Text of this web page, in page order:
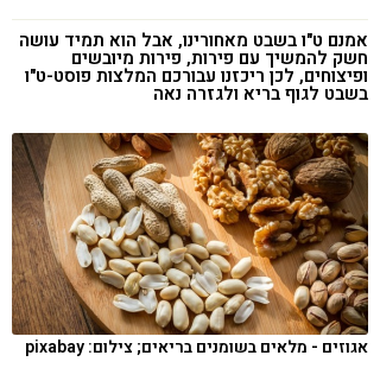
ילדים
תזונה וספורט
הפרעות קשב & ריכוז
אכילה רגשית
רגישות לגלוטן
טעים להכיר
קורונה
טבעונות
אמנם ט"ו בשבט מאחורינו, אבל הוא תמיד עושה
חשק להמשיך עם פירות, פירות מיובשים
ופיצוחים, לכן ריכזנו עבורכם המלצות פוסט-ט"ו
בשבט לגוף בריא ולגזרה נאה
אגוזים - מלאים בשומנים בריאים; צילום: pixabay